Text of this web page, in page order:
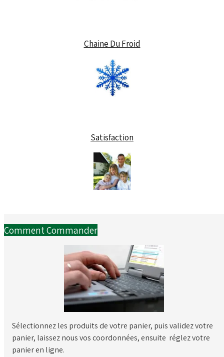
Chaine Du Froid
Satisfaction
Comment Commander
Sélectionnez les produits de votre panier, puis validez votre
panier, laissez nous vos coordonnées, ensuite réglez votre
panier en ligne.